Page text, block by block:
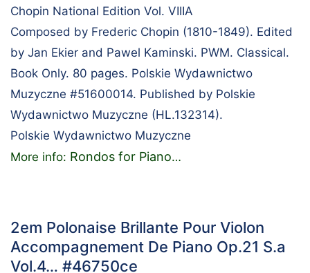
Chopin National Edition Vol. VIIIA
Composed by Frederic Chopin (1810-1849). Edited
by Jan Ekier and Pawel Kaminski. PWM. Classical.
Book Only. 80 pages. Polskie Wydawnictwo
Muzyczne #51600014. Published by Polskie
Wydawnictwo Muzyczne (HL.132314).
Polskie Wydawnictwo Muzyczne
More info: Rondos for Piano…
2em Polonaise Brillante Pour Violon
Accompagnement De Piano Op.21 S.a
Vol.4… #46750ce